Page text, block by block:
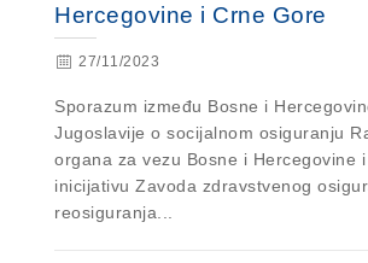
Hercegovine i Crne Gore
27/11/2023
Sporazum između Bosne i
Jugoslavije o socijalnom osiguranju
organa za vezu Bosne i Hercegovine
inicijativu Zavoda zdravstvenog
reosiguranja...